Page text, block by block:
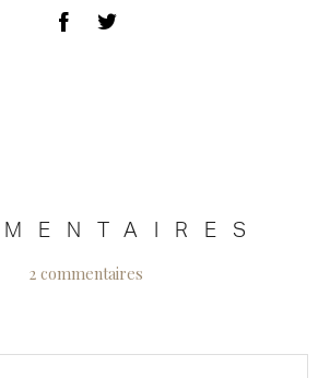
2 commentaires